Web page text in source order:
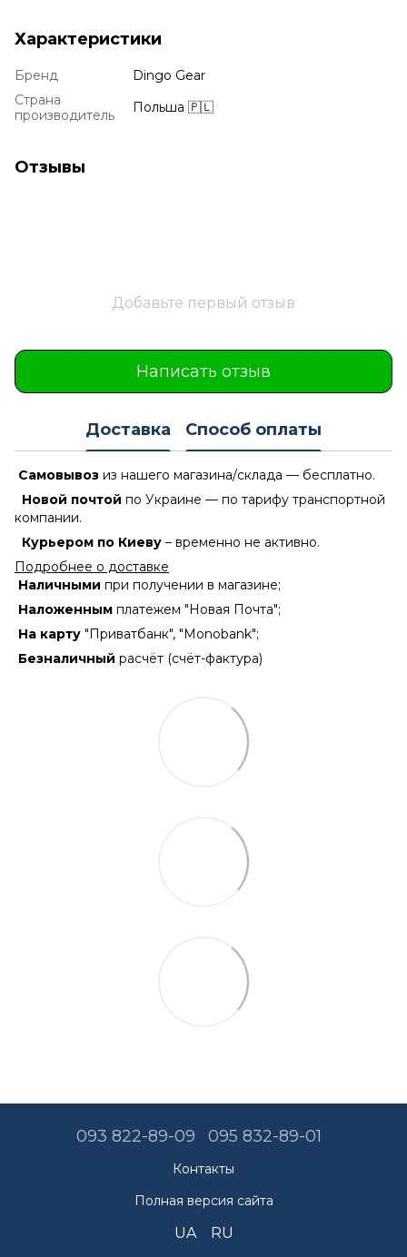
Характеристики
Бренд
Dingo Gear
Страна
производитель
Польша 🇵🇱
Отзывы
Добавьте первый отзыв
Написать отзыв
Доставка Способ оплаты
Самовывоз из нашего магазина/склада — бесплатно.
Новой почтой по Украине — по тарифу транспортной
компании.
Курьером по Киеву – временно не активно.
Подробнее о доставке
Наличными при получении в магазине;
Наложенным платежем "Новая Почта";
На карту "Приватбанк", "Monobank";
Безналичный расчёт (счёт-фактура)
093 822-89-09 095 832-89-01
Контакты
Полная версия сайта
UA RU